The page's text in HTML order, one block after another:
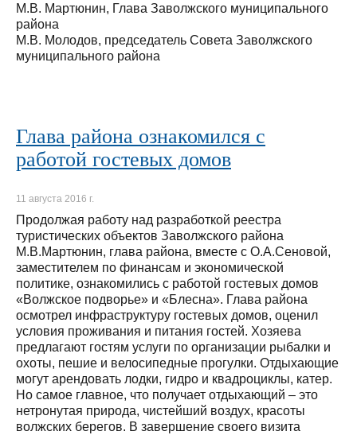
М.В. Мартюнин, Глава Заволжского муниципального
района
М.В. Молодов, председатель Совета Заволжского
муниципального района
Глава района ознакомился с
работой гостевых домов
11 августа 2016 г.
Продолжая работу над разработкой реестра
туристических объектов Заволжского района
М.В.Мартюнин, глава района, вместе с О.А.Сеновой,
заместителем по финансам и экономической
политике, ознакомились с работой гостевых домов
«Волжское подворье» и «Блесна». Глава района
осмотрел инфраструктуру гостевых домов, оценил
условия проживания и питания гостей. Хозяева
предлагают гостям услуги по организации рыбалки и
охоты, пешие и велосипедные прогулки. Отдыхающие
могут арендовать лодки, гидро и квадроциклы, катер.
Но самое главное, что получает отдыхающий – это
нетронутая природа, чистейший воздух, красоты
волжских берегов. В завершение своего визита